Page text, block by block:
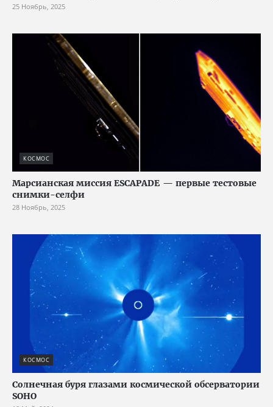
25 Ноябрь, 2025
КОСМОС
Марсианская миссия ESCAPADE — первые тестовые
снимки-селфи
28 Ноябрь, 2025
КОСМОС
Солнечная буря глазами космической обсерватории
SOHO